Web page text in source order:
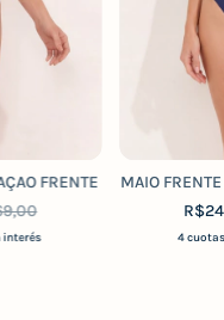
FRENTE
interés
MAIO
4